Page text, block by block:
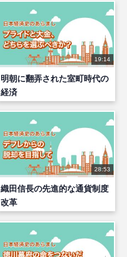
19:14
明朝に翻弄された室町時代の
経済
28:53
織田信長の先進的な通貨制度
改革